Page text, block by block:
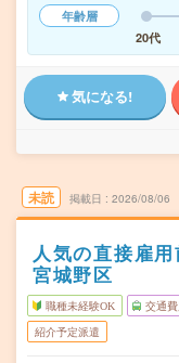
年齢層
20代
気になる!
未読 掲載日 2026/08/06
人気の直接雇
宮城野区
職種未経験OK 交通
紹介予定派遣